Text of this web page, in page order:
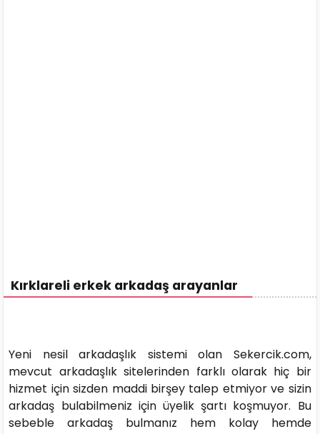
Kırklareli erkek arkadaş arayanlar
Yeni nesil arkadaşlık sistemi olan Sekercik.com,
mevcut arkadaşlık sitelerinden farklı olarak hiç bir
hizmet için sizden maddi birşey talep etmiyor ve sizin
arkadaş bulabilmeniz için üyelik şartı koşmuyor. Bu
sebeble arkadaş bulmanız hem kolay hemde